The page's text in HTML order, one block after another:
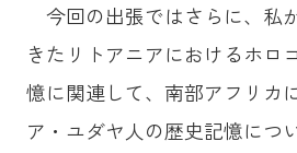
今回の出張ではさらに、私
きたリトアニアにおけるホロ
憶に関連して、南部アフリカ
ア・ユダヤ人の歴史記憶につ